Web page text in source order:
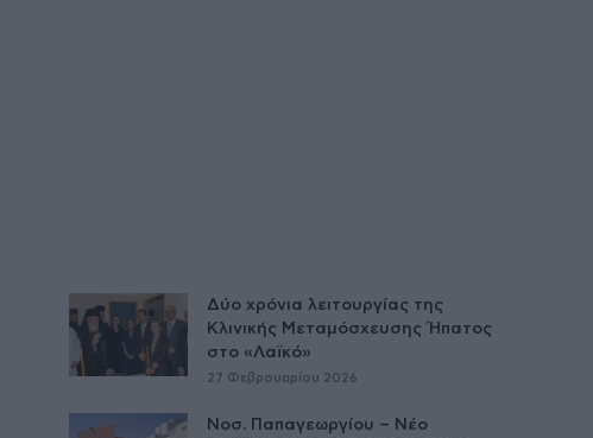
Δύο χρόνια λειτουργίας της
Κλινικής Μεταμόσχευσης Ήπατος
στο «Λαϊκό»
27 Φεβρουαρίου 2026
Νοσ. Παπαγεωργίου – Νέο